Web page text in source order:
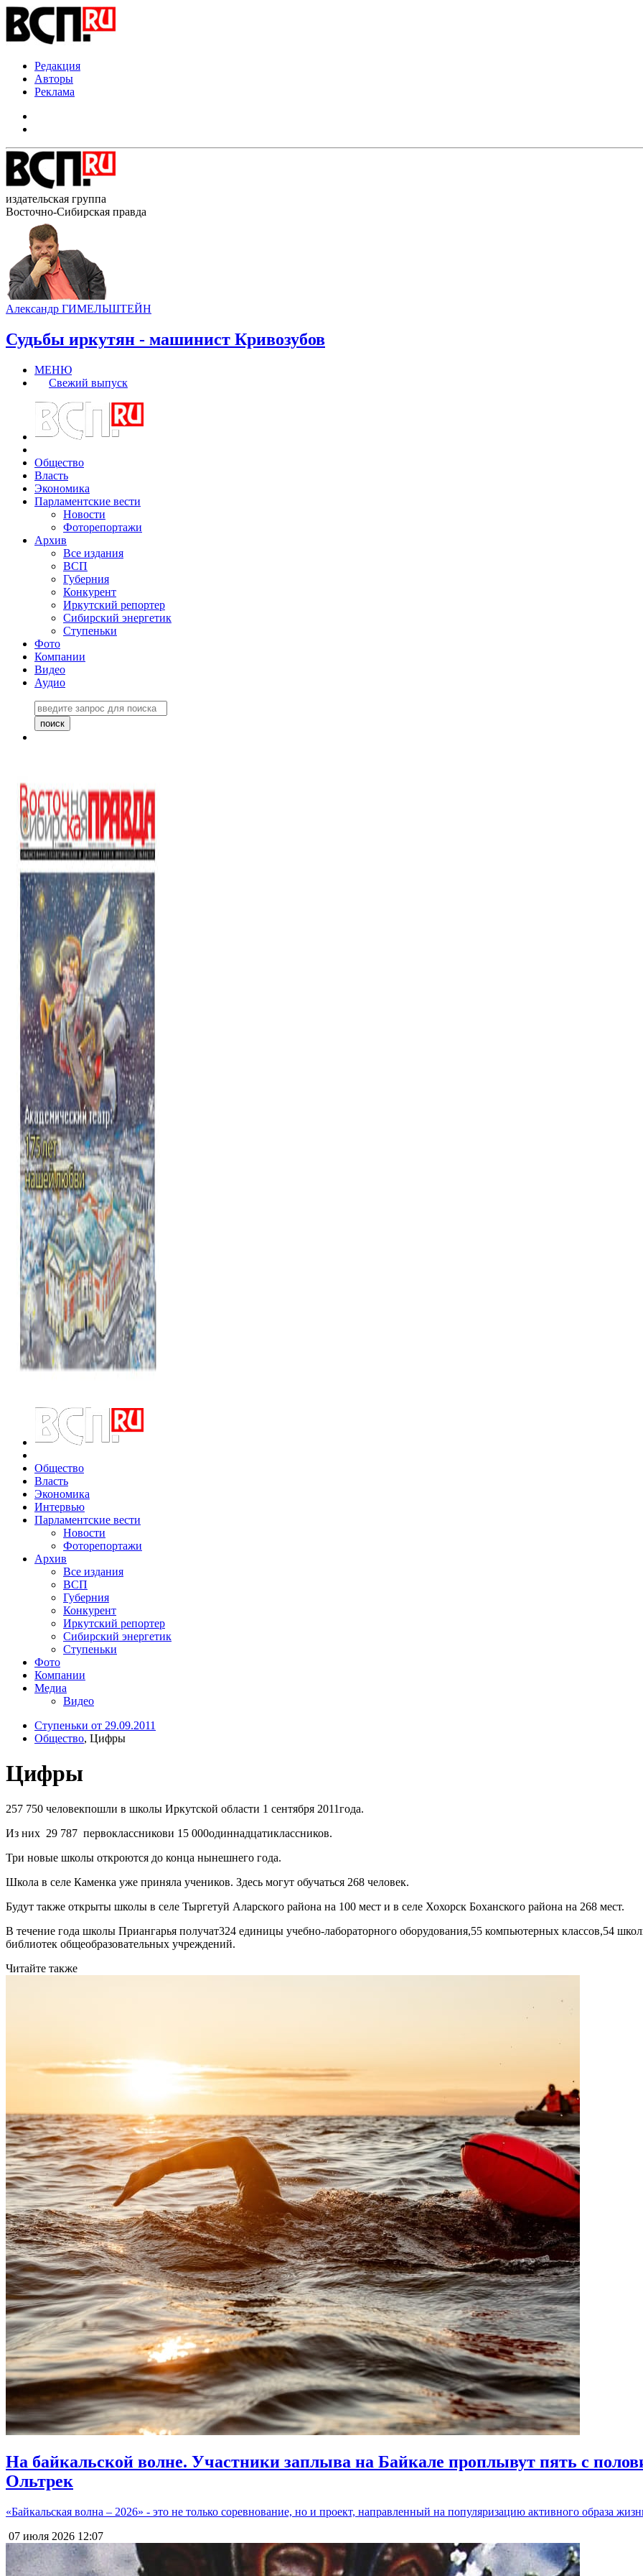
Редакция
Авторы
Реклама
издательская группа
Восточно-Сибирская правда
Александр ГИМЕЛЬШТЕЙН
Судьбы иркутян - машинист Кривозубов
МЕНЮ
Свежий выпуск
Общество
Власть
Экономика
Парламентские вести
Новости
Фоторепортажи
Архив
Все издания
ВСП
Губерния
Конкурент
Иркутский репортер
Сибирский энергетик
Ступеньки
Фото
Компании
Видео
Аудио
Общество
Власть
Экономика
Интервью
Парламентские вести
Новости
Фоторепортажи
Архив
Все издания
ВСП
Губерния
Конкурент
Иркутский репортер
Сибирский энергетик
Ступеньки
Фото
Компании
Медиа
Видео
Ступеньки от 29.09.2011
Общество, Цифры
Цифры
257 750 человекпошли в школы Иркутской области 1 сентября 2011года.
Из них 29 787 первоклассникови 15 000одиннадцатиклассников.
Три новые школы откроются до конца нынешнего года.
Школа в селе Каменка уже приняла учеников. Здесь могут обучаться 268 человек.
Будут также открыты школы в селе Тыргетуй Аларского района на 100 мест и в селе Хохорск Боханского района на 268 мест.
В течение года школы Приангарья получат324 единицы учебно-лабораторного оборудования,55 компьютерных классов,54
библиотек общеобразовательных учреждений.
Читайте также
На байкальской волне. Участники заплыва на Байкале проплывут пять с
Ольтрек
«Байкальская волна – 2026» - это не только соревнование, но и проект, направленный на популяризацию активного образа
07 июля 2026 12:07